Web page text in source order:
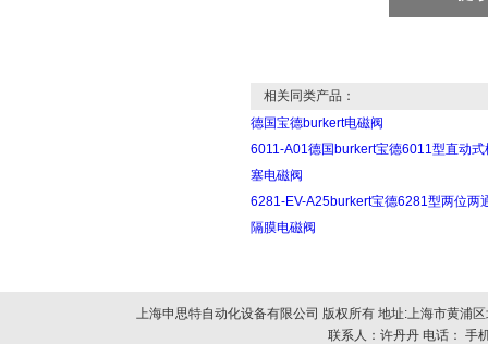
相关同类产品：
德国宝德burkert电磁阀
6011-A01德国burkert宝德6011型直动式
塞电磁阀
6281-EV-A25burkert宝德6281型两位两
隔膜电磁阀
上海申思特自动化设备有限公司 版权所有 地址:上海市黄浦
联系人：许丹丹 电话： 手